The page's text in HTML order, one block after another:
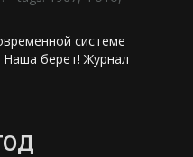
системе
берет! Журнал